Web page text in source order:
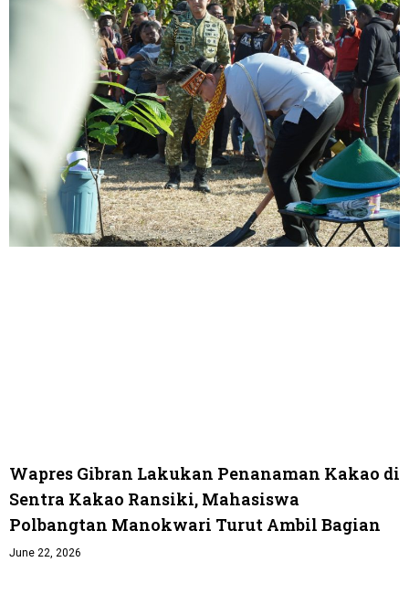
Wapres Gibran Lakukan Penanaman Kakao di
Sentra Kakao Ransiki, Mahasiswa
Polbangtan Manokwari Turut Ambil Bagian
June 22, 2026